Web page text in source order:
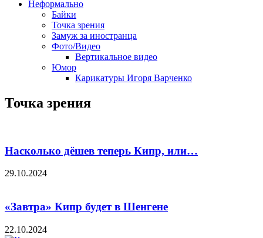
Неформально
Байки
Точка зрения
Замуж за иностранца
Фото/Видео
Вертикальное видео
Юмор
Карикатуры Игоря Варченко
Точка зрения
Насколько дёшев теперь Кипр, или…
29.10.2024
«Завтра» Кипр будет в Шенгене
22.10.2024